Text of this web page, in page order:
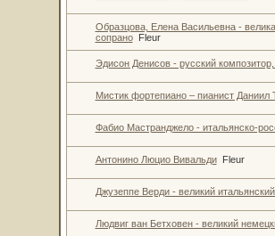
Образцова, Елена Васильевна -
сопрано
Fleur
Эдисон Денисов - русский
Мистик фортепиано – пианист Даниил
Фабио Мастранджело - итальянско-
Антонино Люцио Вивальди Fleur
Джузеппе Верди - великий
Людвиг ван Бетховен - великий